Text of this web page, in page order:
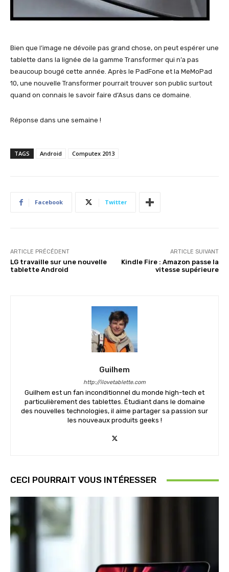
Bien que l’image ne dévoile pas grand chose, on peut espérer une
tablette dans la lignée de la gamme Transformer qui n’a pas
beaucoup bougé cette année. Après le PadFone et la MeMoPad
10, une nouvelle Transformer pourrait trouver son public surtout
quand on connais le savoir faire d’Asus dans ce domaine.
Réponse dans une semaine !
TAGS Android Computex 2013
Facebook Twitter
ARTICLE PRÉCÉDENT
LG travaille sur une nouvelle
tablette Android
ARTICLE SUIVANT
Kindle Fire : Amazon passe la
vitesse supérieure
Guilhem
http://ilovetablette.com
Guilhem est un fan inconditionnel du monde high-tech et
particulièrement des tablettes. Étudiant dans le domaine
des nouvelles technologies, il aime partager sa passion sur
les nouveaux produits geeks !
CECI POURRAIT VOUS INTÉRESSER